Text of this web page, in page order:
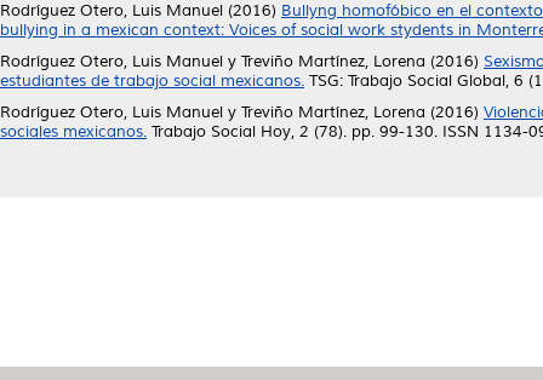
Rodríguez Otero, Luis Manuel (2016) Bullyng homofóbico en el
bullying in a mexican context: Voices of social work stydents in
Rodríguez Otero, Luis Manuel y Treviño Martínez, Lorena (2016)
estudiantes de trabajo social mexicanos. TSG: Trabajo Social Global, 6
Rodríguez Otero, Luis Manuel y Treviño Martínez, Lorena (2016)
sociales mexicanos. Trabajo Social Hoy, 2 (78). pp. 99-130. ISSN 1134-